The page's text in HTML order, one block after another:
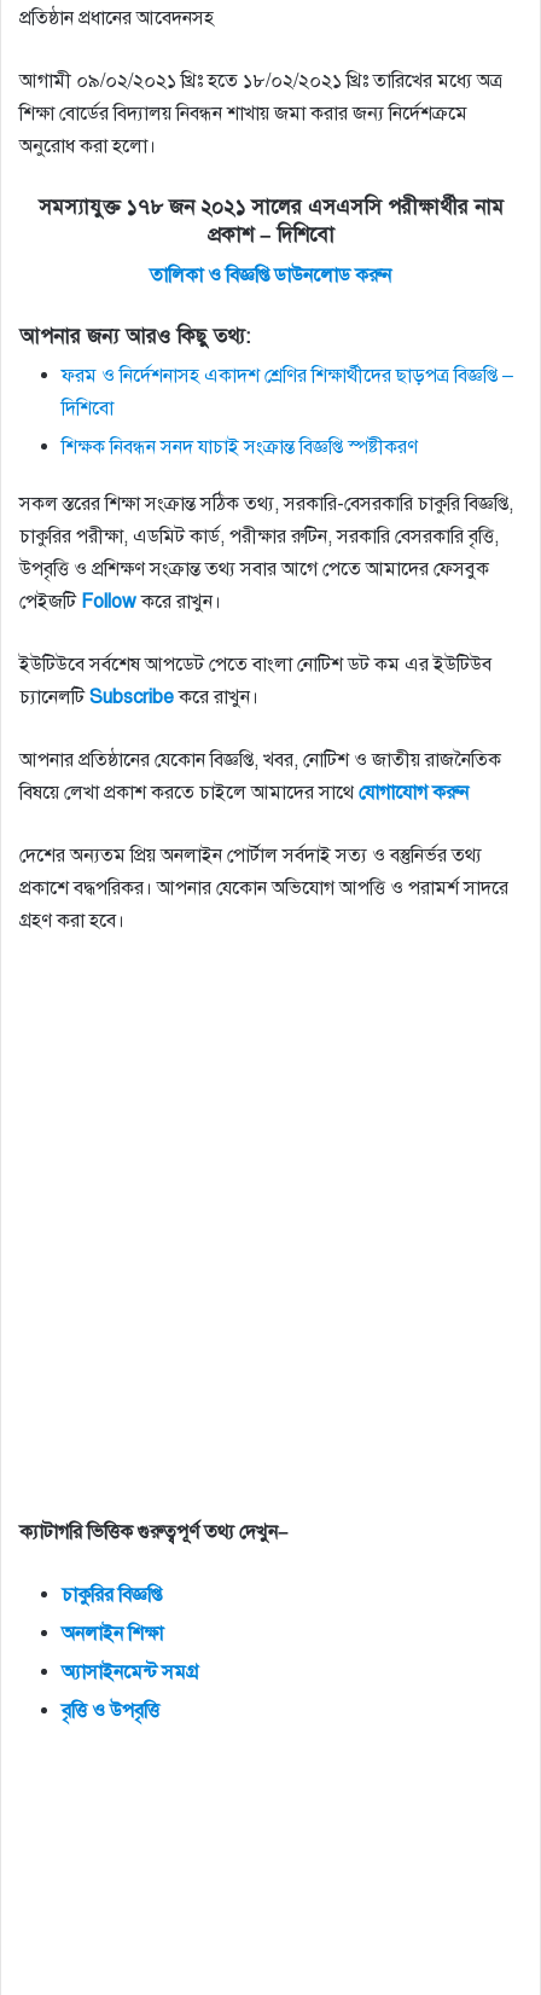
প্রতিষ্ঠান প্রধানের আবেদনসহ
আগামী ০৯/০২/২০২১ খ্রিঃ হতে ১৮/০২/২০২১ খ্রিঃ তারিখের মধ্যে অত্র
শিক্ষা বাের্ডের বিদ্যালয় নিবন্ধন শাখায় জমা করার জন্য নির্দেশক্রমে
অনুরােধ করা হলাে।
সমস্যাযুক্ত ১৭৮ জন ২০২১ সালের এসএসসি পরীক্ষার্থীর নাম
প্রকাশ – দিশিবো
তালিকা ও বিজ্ঞপ্তি ডাউনলোড করুন
আপনার জন্য আরও কিছু তথ্য:
ফরম ও নির্দেশনাসহ একাদশ শ্রেণির শিক্ষার্থীদের ছাড়পত্র বিজ্ঞপ্তি –
দিশিবো
শিক্ষক নিবন্ধন সনদ যাচাই সংক্রান্ত বিজ্ঞপ্তি স্পষ্টীকরণ
সকল স্তরের শিক্ষা সংক্রান্ত সঠিক তথ্য, সরকারি-বেসরকারি চাকুরি বিজ্ঞপ্তি,
চাকুরির পরীক্ষা, এডমিট কার্ড, পরীক্ষার রুটিন, সরকারি বেসরকারি বৃত্তি,
উপবৃত্তি ও প্রশিক্ষণ সংক্রান্ত তথ্য সবার আগে পেতে আমাদের ফেসবুক
পেইজটি Followকরে রাখুন।
ইউটিউবে সর্বশেষ আপডেট পেতে বাংলা নোটিশ ডট কম এর ইউটিউব
চ্যানেলটিSubscribeকরে রাখুন।
আপনার প্রতিষ্ঠানের যেকোন বিজ্ঞপ্তি, খবর, নোটিশ ও জাতীয় রাজনৈতিক
বিষয়ে লেখা প্রকাশ করতে চাইলে আমাদের সাথে যোগাযোগ করুন
দেশের অন্যতম প্রিয় অনলাইন পোর্টাল সর্বদাই সত্য ও বস্তুনির্ভর তথ্য
প্রকাশে বদ্ধপরিকর। আপনার যেকোন অভিযোগ আপত্তি ও পরামর্শ সাদরে
গ্রহণ করা হবে।
ক্যাটাগরি ভিত্তিক গুরুত্বপূর্ণ তথ্য দেখুন–
চাকুরির বিজ্ঞপ্তি
অনলাইন শিক্ষা
অ্যাসাইনমেন্ট সমগ্র
বৃত্তি ও উপবৃত্তি